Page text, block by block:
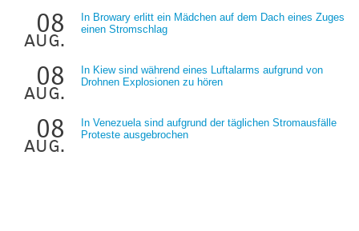
08
aug.
In Browary erlitt ein Mädchen auf dem Dach eines Zuges
einen Stromschlag
08
aug.
In Kiew sind während eines Luftalarms aufgrund von
Drohnen Explosionen zu hören
08
aug.
In Venezuela sind aufgrund der täglichen Stromausfälle
Proteste ausgebrochen